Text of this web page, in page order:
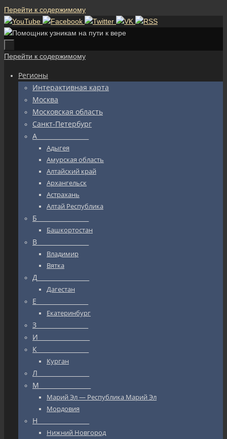
Перейти к содержимому
Перейти к содержимому
Регионы
Интерактивная карта
Москва
Московская область
Санкт-Петербург
А_________________
Адыгея
Амурская область
Алтайский край
Архангельск
Астрахань
Алтай Республика
Б_________________
Башкортостан
В_________________
Владимир
Вятка
Д_________________
Дагестан
Е_________________
Екатеринбург
З_________________
И_________________
К_________________
Курган
Л_________________
М_________________
Марий Эл — Республика Марий Эл
Мордовия
Н_________________
Нижний Новгород